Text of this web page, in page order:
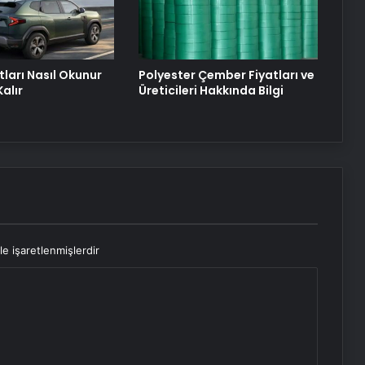
Nasıl Okunur
Polyester Çember Fiyatları ve
Üreticileri Hakkında Bilgi
işaretlenmişlerdir